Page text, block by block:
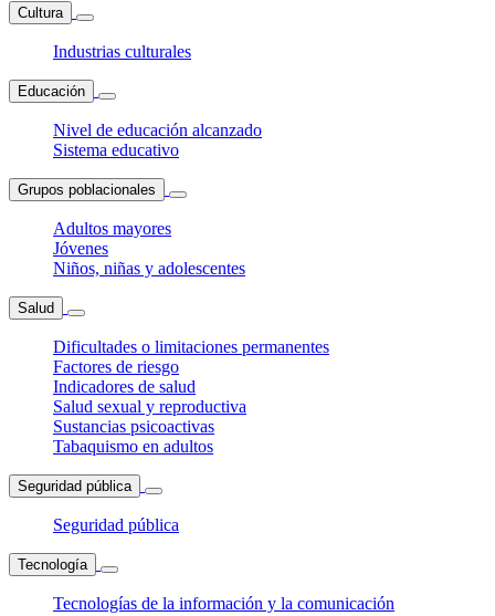
Cultura
Industrias culturales
Educación
Nivel de educación alcanzado
Sistema educativo
Grupos poblacionales
Adultos mayores
Jóvenes
Niños, niñas y adolescentes
Salud
Dificultades o limitaciones permanentes
Factores de riesgo
Indicadores de salud
Salud sexual y reproductiva
Sustancias psicoactivas
Tabaquismo en adultos
Seguridad pública
Seguridad pública
Tecnología
Tecnologías de la información y la comunicación